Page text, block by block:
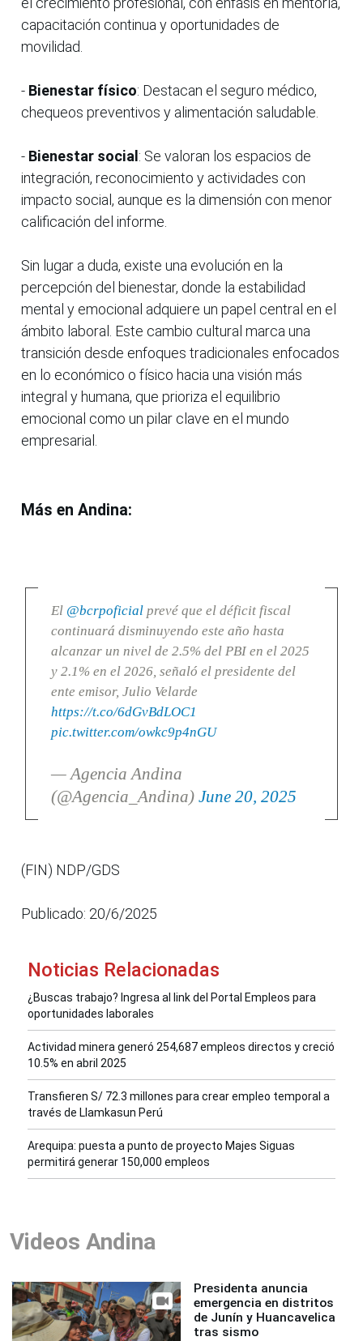
capacitación continua y oportunidades de
movilidad.
- Bienestar físico: Destacan el seguro médico,
chequeos preventivos y alimentación saludable.
- Bienestar social : Se valoran los espacios de
integración, reconocimiento y actividades con
impacto social, aunque es la dimensión con menor
calificación del informe.
Sin lugar a duda, existe una evolución en la
percepción del bienestar, donde la estabilidad
mental y emocional adquiere un papel central en el
ámbito laboral. Este cambio cultural marca una
transición desde enfoques tradicionales enfocados
en lo económico o físico hacia una visión más
integral y humana, que prioriza el equilibrio
emocional como un pilar clave en el mundo
empresarial.
Más en Andina:
El @bcrpoficialprevé que el déficit fiscal
continuará disminuyendo este año hasta
alcanzar un nivel de 2.5% del PBI en el 2025
y 2.1% en el 2026, señaló el presidente del
ente emisor, Julio Velarde
https://t.co/6dGvBdLOC1
pic.twitter.com/owkc9p4nGU
— Agencia Andina
(@Agencia_Andina) June 20, 2025
(FIN) NDP/GDS
Publicado: 20/6/2025
Noticias Relacionadas
¿Buscas trabajo? Ingresa al link del Portal Empleos para
oportunidades laborales
Actividad minera generó 254,687 empleos directos y creció
10.5% en abril 2025
Transfieren S/ 72.3 millones para crear empleo temporal a
través de Llamkasun Perú
Arequipa: puesta a punto de proyecto Majes Siguas
permitirá generar 150,000 empleos
Videos Andina
Presidenta anuncia
emergencia en distritos
de Junín y Huancavelica
tras sismo